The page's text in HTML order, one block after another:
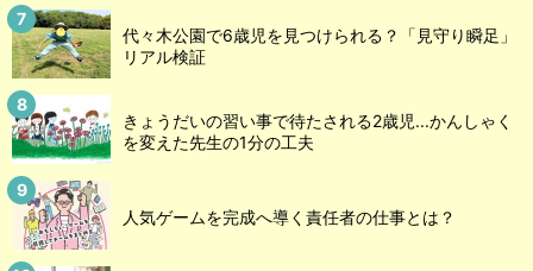
代々木公園で6歳児を見つけられる？「見守り瞬足」
リアル検証
きょうだいの習い事で待たされる2歳児...かんしゃく
を変えた先生の1分の工夫
人気ゲームを完成へ導く責任者の仕事とは？